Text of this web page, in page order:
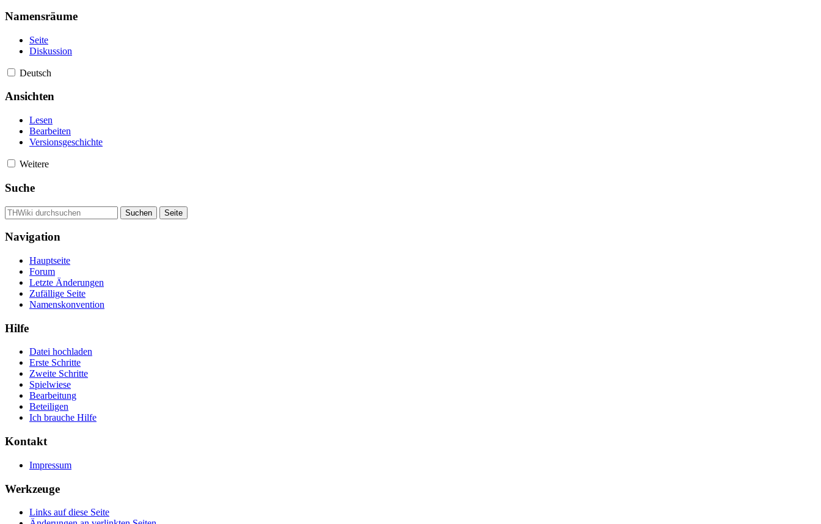
Namensräume
Seite
Diskussion
Deutsch
Ansichten
Lesen
Bearbeiten
Versionsgeschichte
Weitere
Suche
Navigation
Hauptseite
Forum
Letzte Änderungen
Zufällige Seite
Namenskonvention
Hilfe
Datei hochladen
Erste Schritte
Zweite Schritte
Spielwiese
Bearbeitung
Beteiligen
Ich brauche Hilfe
Kontakt
Impressum
Werkzeuge
Links auf diese Seite